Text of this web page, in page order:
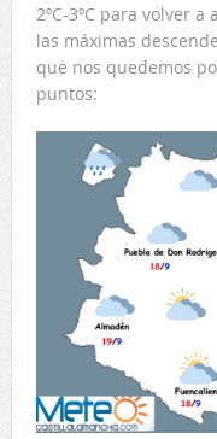
2ºC-3ºC para volver
las máximas
que nos quedemos
puntos: